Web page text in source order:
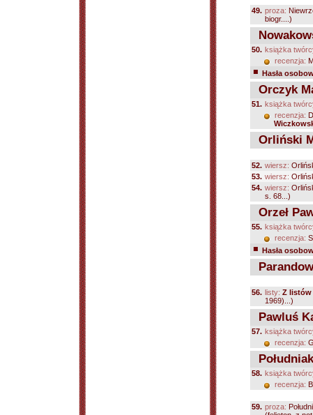
49. proza:
biogr....)
50. książka
recenzja:
Hasła
Orczyk
51. książka
recenzja:
Orliński
52. wiersz:
53. wiersz:
54. wiersz:
s. 68...)
Orzeł
55. książka
recenzja:
Hasła
56. listy: Z listów
1969)...)
Pawluś
57. książka
recenzja:
58. książka
recenzja:
59. proza: